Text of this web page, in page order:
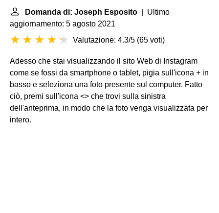
Domanda di: Joseph Esposito | Ultimo
aggiornamento: 5 agosto 2021
Valutazione: 4.3/5 (65 voti)
Adesso che stai visualizzando il sito Web di Instagram
come se fossi da smartphone o tablet, pigia sull'icona + in
basso e seleziona una foto presente sul computer. Fatto
ciò, premi sull'icona <> che trovi sulla sinistra
dell'anteprima, in modo che la foto venga visualizzata per
intero.